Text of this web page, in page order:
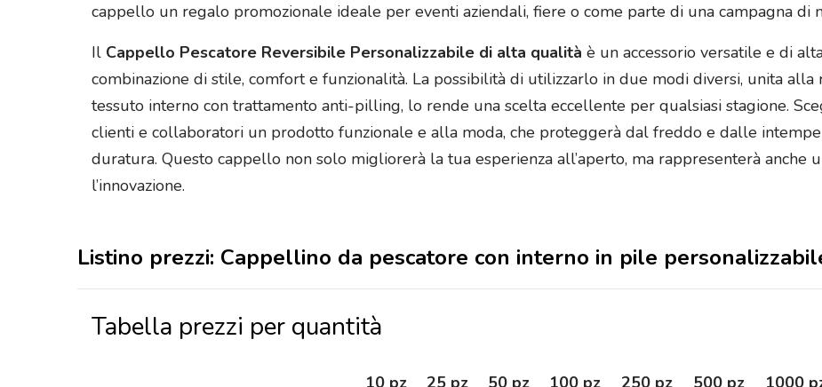
cappello un regalo promozionale ideale per eventi aziendali, fiere o come parte di una campagna di
Il Cappello Pescatore Reversibile Personalizzabile di alta qualità è un accessorio versatile e di
combinazione di stile, comfort e funzionalità. La possibilità di utilizzarlo in due modi diversi, unita
tessuto interno con trattamento anti-pilling, lo rende una scelta eccellente per qualsiasi stagione.
clienti e collaboratori un prodotto funzionale e alla moda, che proteggerà dal freddo e dalle
duratura. Questo cappello non solo migliorerà la tua esperienza all’aperto, ma rappresenterà anche
l’innovazione.
Listino prezzi: Cappellino da pescatore con interno in pile
Tabella prezzi per quantità
10 pz 25 pz 50 pz 100 pz 250 pz 500 pz 1000